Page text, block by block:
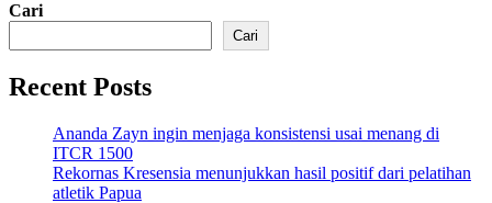
Cari
Cari
Recent Posts
Ananda Zayn ingin menjaga konsistensi usai menang di
ITCR 1500
Rekornas Kresensia menunjukkan hasil positif dari pelatihan
atletik Papua